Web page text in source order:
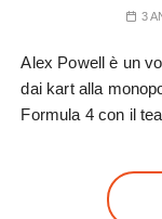
3
Alex Powell è un
dai kart alla
Formula 4 con il